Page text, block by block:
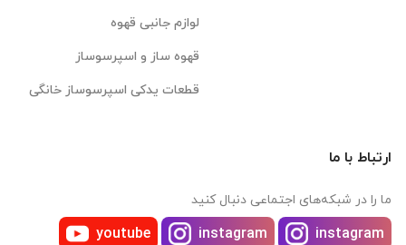
لوازم جانبی قهوه
قهوه ساز و اسپرسوساز
قطعات یدکی اسپرسوساز خانگی
ارتباط با ما
ما را در شبکه‌های اجتماعی دنبال کنید
instagram
instagram
youtube